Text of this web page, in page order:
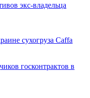
экс-владельца
сухогруза Caffa
госконтрактов в